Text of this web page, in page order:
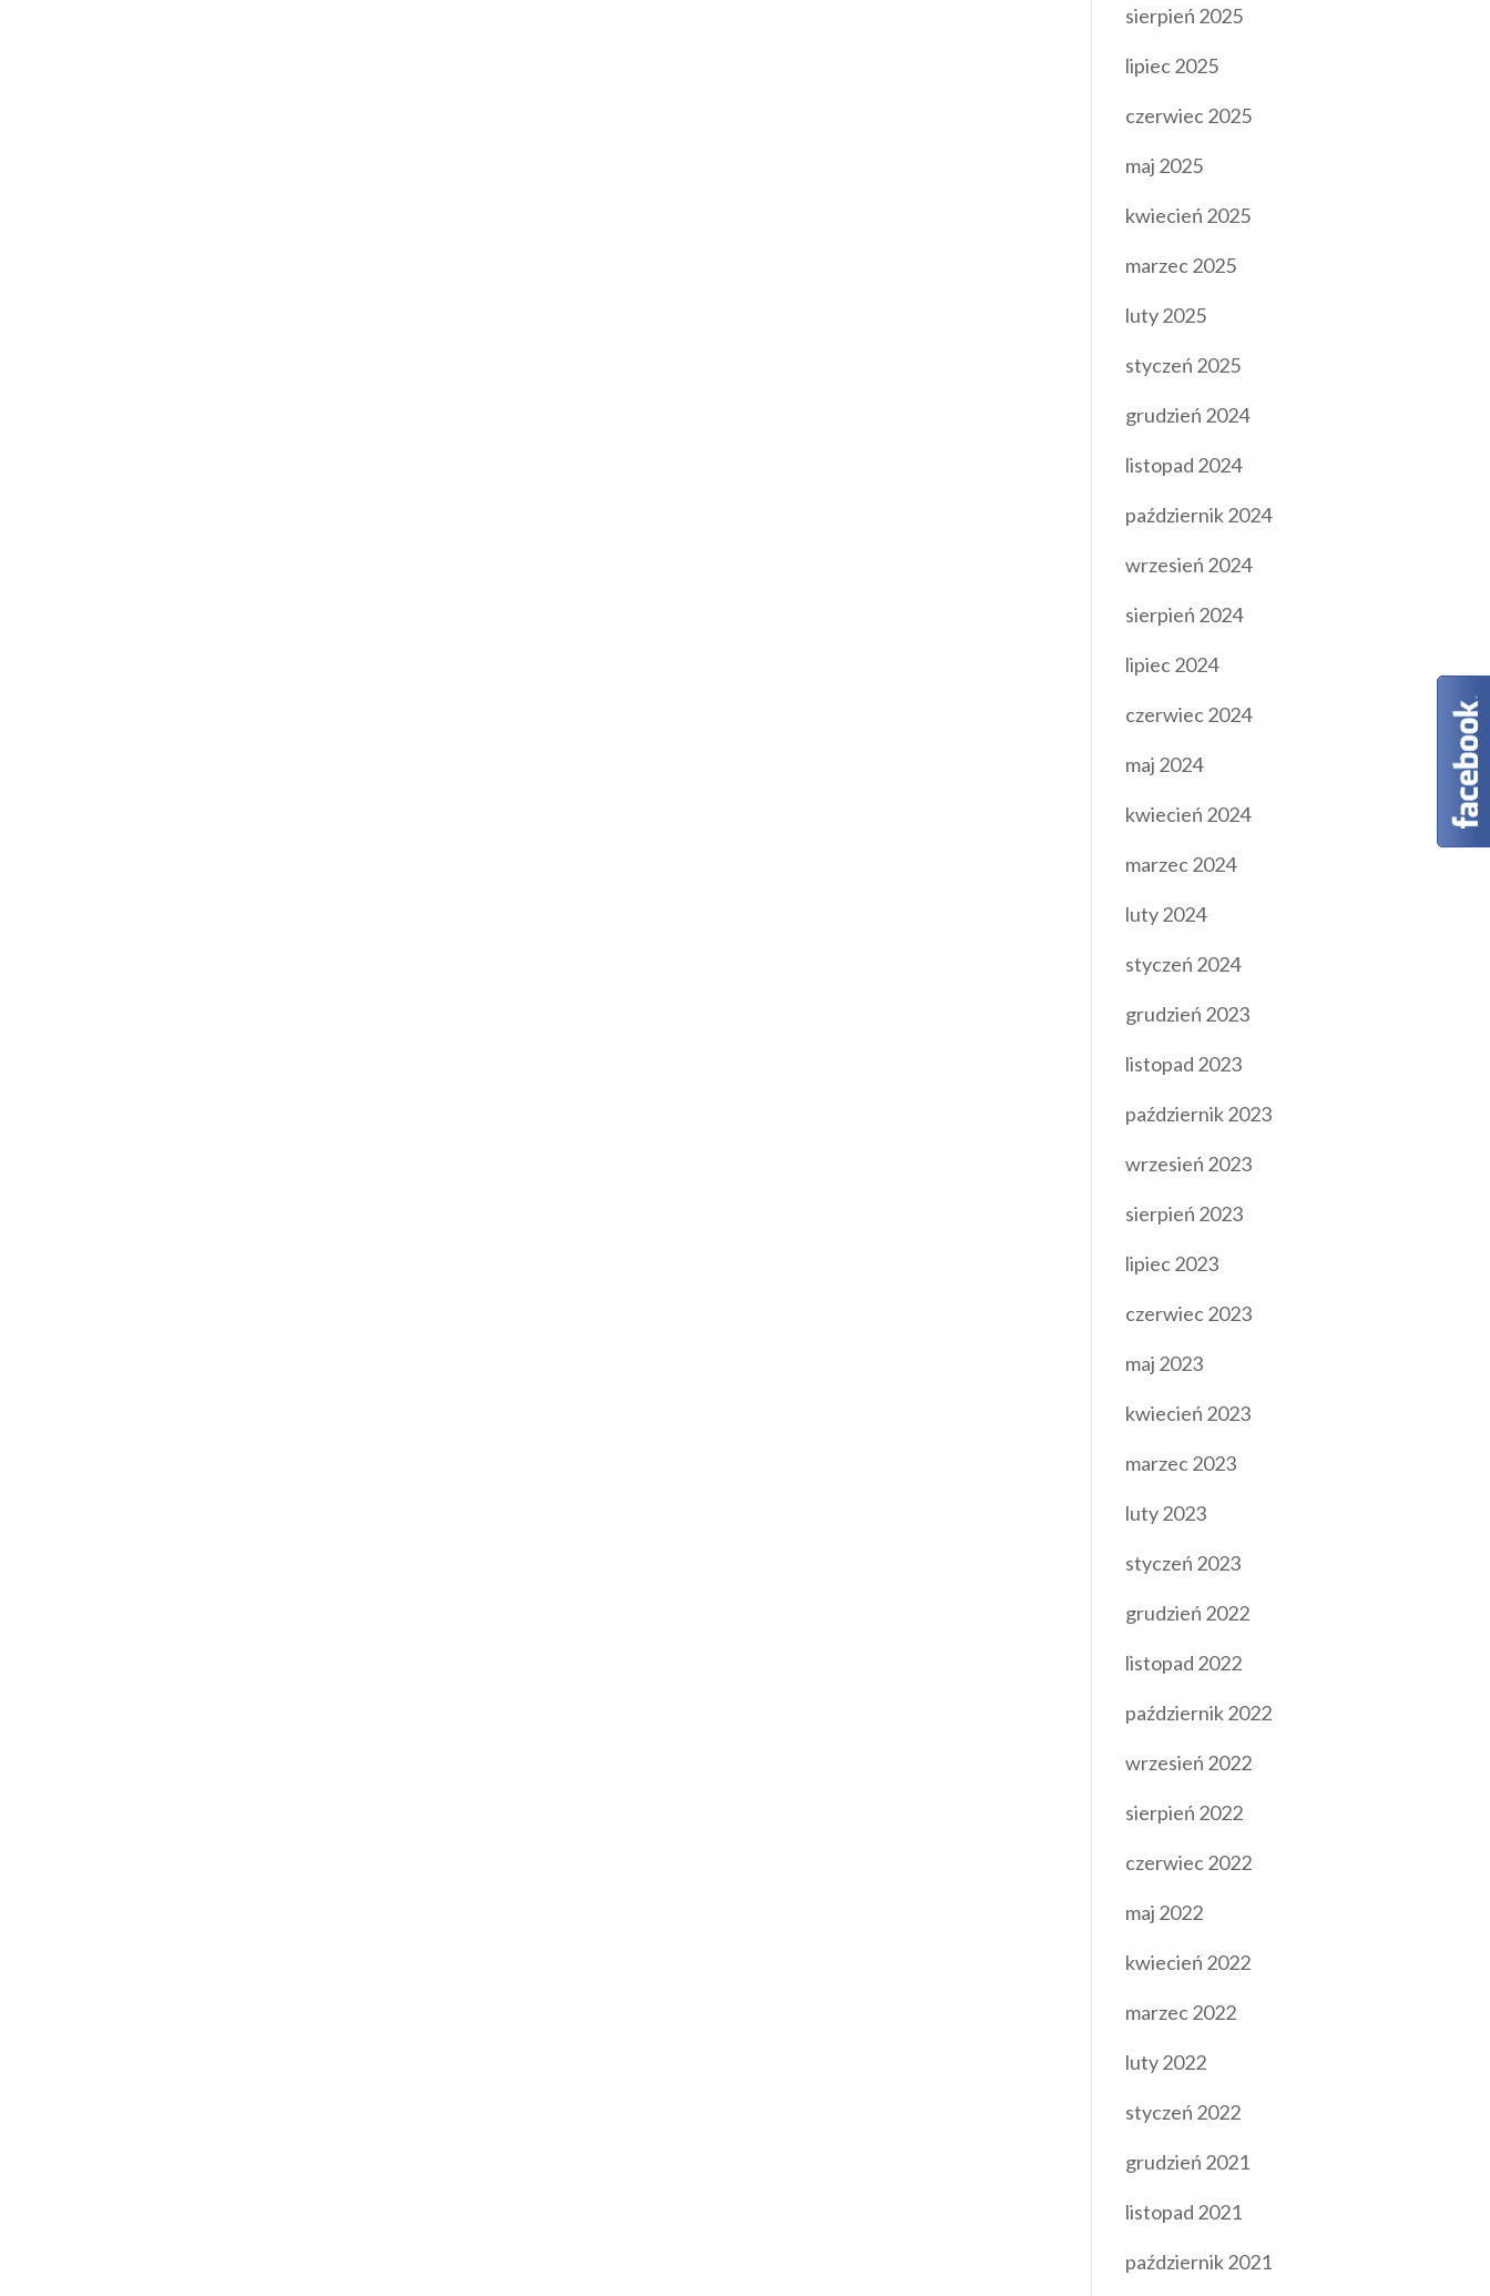
sierpień 2025
lipiec 2025
czerwiec 2025
maj 2025
kwiecień 2025
marzec 2025
luty 2025
styczeń 2025
grudzień 2024
listopad 2024
październik 2024
wrzesień 2024
sierpień 2024
lipiec 2024
czerwiec 2024
maj 2024
kwiecień 2024
marzec 2024
luty 2024
styczeń 2024
grudzień 2023
listopad 2023
październik 2023
wrzesień 2023
sierpień 2023
lipiec 2023
czerwiec 2023
maj 2023
kwiecień 2023
marzec 2023
luty 2023
styczeń 2023
grudzień 2022
listopad 2022
październik 2022
wrzesień 2022
sierpień 2022
czerwiec 2022
maj 2022
kwiecień 2022
marzec 2022
luty 2022
styczeń 2022
grudzień 2021
listopad 2021
październik 2021